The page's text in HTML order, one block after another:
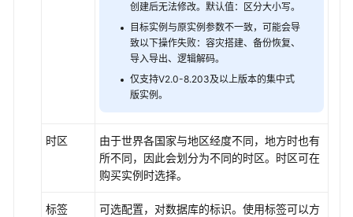
创建后无法修改。默认值：区分大小写。
目标实例与原实例参数不一致，可能会导
致以下操作失败：容灾搭建、备份恢复、
导入导出、逻辑解码。
仅支持V2.0-8.203及以上版本的集中式
版实例。
时区
由于世界各国家与地区经度不同，地方时也有
所不同，因此会划分为不同的时区。时区可在
购买实例时选择。
标签
可选配置，对数据库的标识。使用标签可以方